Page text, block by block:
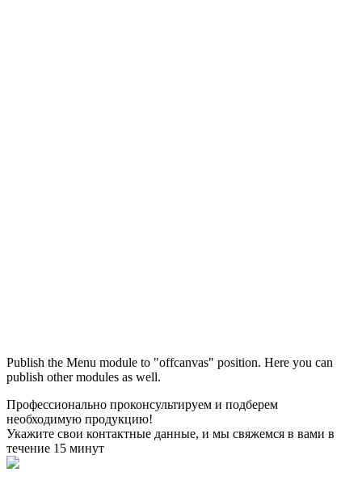
Publish the Menu module to "offcanvas" position. Here you can
publish other modules as well.
М ● консультант ПРОФСНАБ
Профессионально проконсультируем и подберем
необходимую продукцию!
Укажите свои контактные данные, и мы свяжемся в вами в
течение 15 минут